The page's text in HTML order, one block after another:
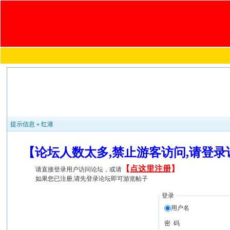
提示信息 »红港
【论坛人数太多,禁止游客访问,请登
请直接登录用户访问论坛，或请 【 点这里注册】
如果您已注册,请先登录论坛即可游览帖子
登录
用户名
密 码